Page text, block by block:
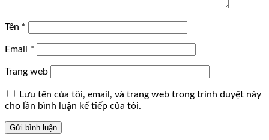
Tên *
Email *
Trang web
Lưu tên của tôi, email, và trang web trong trình duyệt này
cho lần bình luận kế tiếp của tôi.